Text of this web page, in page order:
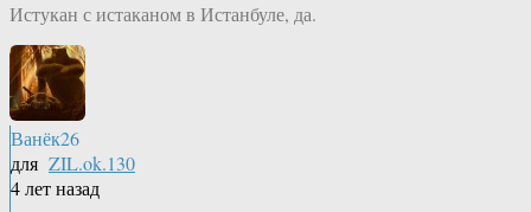
Истукан с истаканом в Истанбуле, да.
Ванёк26
для ZIL.ok.130
4 лет назад